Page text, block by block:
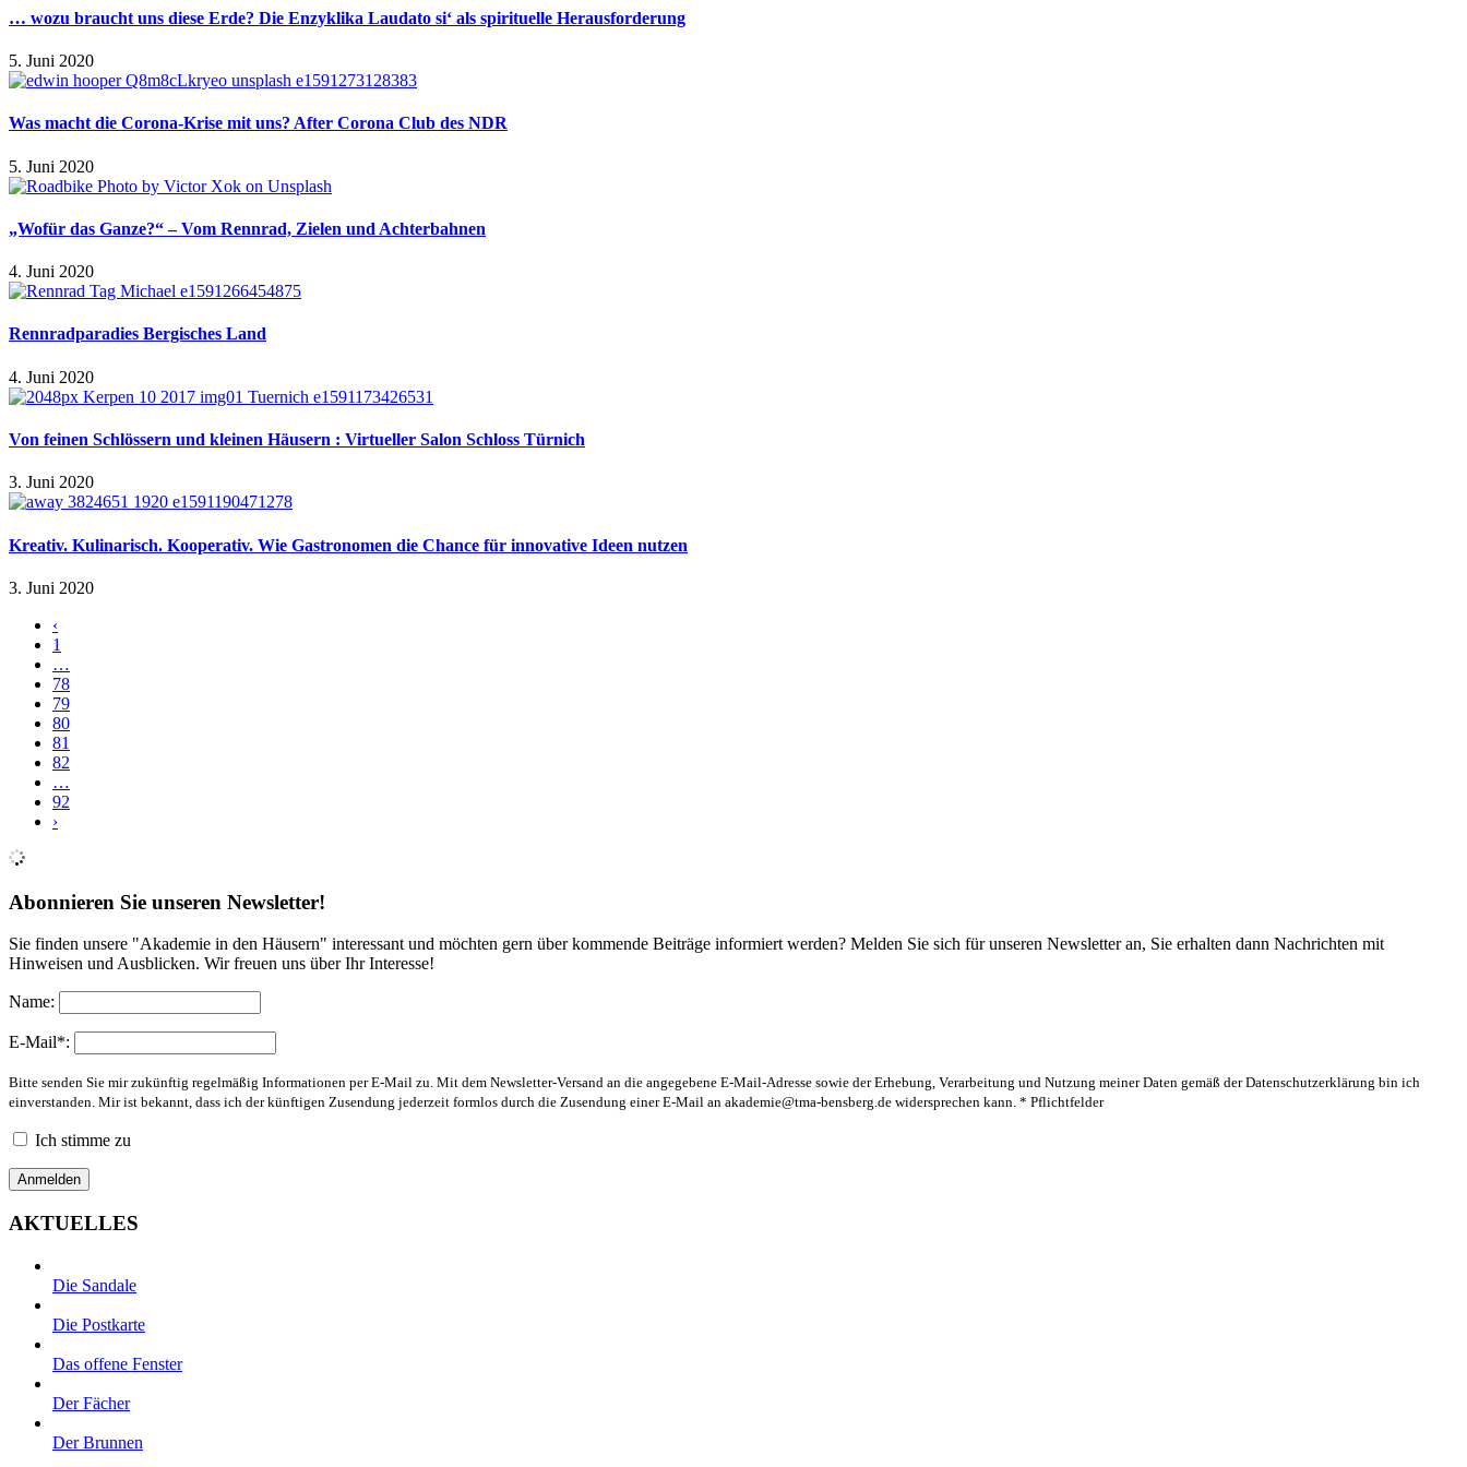
… wozu braucht uns diese Erde? Die Enzyklika Laudato si‘ als spirituelle Herausforderung
5. Juni 2020
Was macht die Corona-Krise mit uns? After Corona Club des NDR
5. Juni 2020
„Wofür das Ganze?“ – Vom Rennrad, Zielen und Achterbahnen
4. Juni 2020
Rennradparadies Bergisches Land
4. Juni 2020
Von feinen Schlössern und kleinen Häusern : Virtueller Salon Schloss Türnich
3. Juni 2020
Kreativ. Kulinarisch. Kooperativ. Wie Gastronomen die Chance für innovative Ideen nutzen
3. Juni 2020
‹
1
…
78
79
80
81
82
…
92
›
Abonnieren Sie unseren Newsletter!
Sie finden unsere "Akademie in den Häusern" interessant und möchten gern über kommende Beiträge informiert werden? Melden Sie sich für unseren Newsletter an, Sie erhalten dann Nachrichten mit
Hinweisen und Ausblicken. Wir freuen uns über Ihr Interesse!
Name:
E-Mail*:
Bitte senden Sie mir zukünftig regelmäßig Informationen per E-Mail zu. Mit dem Newsletter-Versand an die angegebene E-Mail-Adresse sowie der Erhebung, Verarbeitung und Nutzung meiner Daten gemäß der Datenschutzerklärung bin ich
einverstanden. Mir ist bekannt, dass ich der künftigen Zusendung jederzeit formlos durch die Zusendung einer E-Mail an akademie@tma-bensberg.de widersprechen kann. * Pflichtfelder
Ich stimme zu
AKTUELLES
Die Sandale
Die Postkarte
Das offene Fenster
Der Fächer
Der Brunnen